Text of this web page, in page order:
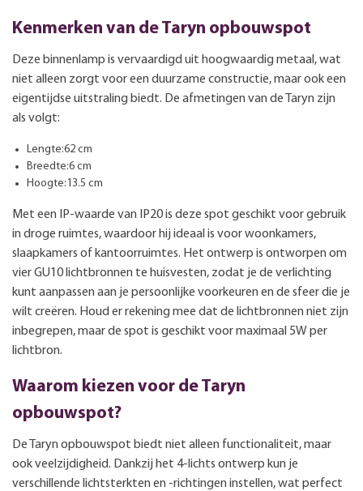
Kenmerken van de Taryn opbouwspot
Deze binnenlamp is vervaardigd uit hoogwaardig metaal, wat
niet alleen zorgt voor een duurzame constructie, maar ook een
eigentijdse uitstraling biedt. De afmetingen van de Taryn zijn
als volgt:
Lengte:62 cm
Breedte:6 cm
Hoogte:13.5 cm
Met een IP-waarde van IP20 is deze spot geschikt voor gebruik
in droge ruimtes, waardoor hij ideaal is voor woonkamers,
slaapkamers of kantoorruimtes. Het ontwerp is ontworpen om
vier GU10 lichtbronnen te huisvesten, zodat je de verlichting
kunt aanpassen aan je persoonlijke voorkeuren en de sfeer die je
wilt creëren. Houd er rekening mee dat de lichtbronnen niet zijn
inbegrepen, maar de spot is geschikt voor maximaal 5W per
lichtbron.
Waarom kiezen voor de Taryn
opbouwspot?
De Taryn opbouwspot biedt niet alleen functionaliteit, maar
ook veelzijdigheid. Dankzij het 4-lichts ontwerp kun je
verschillende lichtsterkten en -richtingen instellen, wat perfect